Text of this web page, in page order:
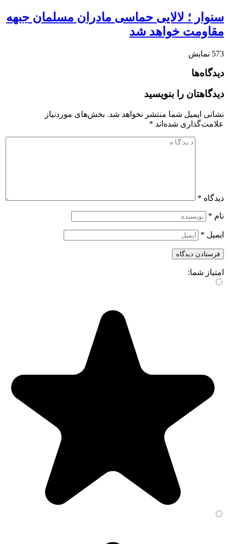
سنوار ؛ لالایی حماسی مادران مسلمان جبهه
مقاومت خواهد شد
573 نمایش
دیدگاه‌ها
دیدگاهتان را بنویسید
نشانی ایمیل شما منتشر نخواهد شد. بخش‌های موردنیاز
علامت‌گذاری شده‌اند *
دیدگاه *
نام *
ایمیل *
امتیاز شما: